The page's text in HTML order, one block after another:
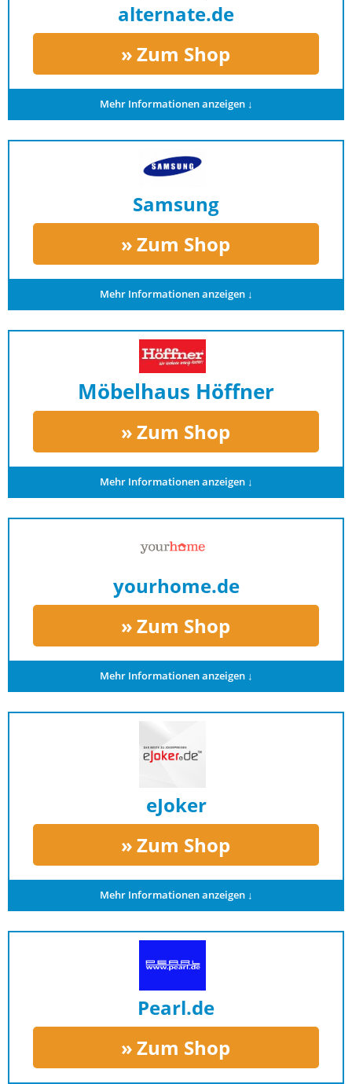
alternate.de
Zum Shop
Mehr Informationen anzeigen ↓
Samsung
Zum Shop
Mehr Informationen anzeigen ↓
Möbelhaus Höffner
Zum Shop
Mehr Informationen anzeigen ↓
yourhome.de
Zum Shop
Mehr Informationen anzeigen ↓
eJoker
Zum Shop
Mehr Informationen anzeigen ↓
Pearl.de
Zum Shop